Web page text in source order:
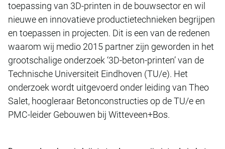
toepassing van 3D-printen in de bouwsector en wil
nieuwe en innovatieve productietechnieken begrijpen
en toepassen in projecten. Dit is een van de redenen
waarom wij medio 2015 partner zijn geworden in het
grootschalige onderzoek ‘3D-beton-printen’ van de
Technische Universiteit Eindhoven (TU/e). Het
onderzoek wordt uitgevoerd onder leiding van Theo
Salet, hoogleraar Betonconstructies op de TU/e en
PMC-leider Gebouwen bij Witteveen+Bos.